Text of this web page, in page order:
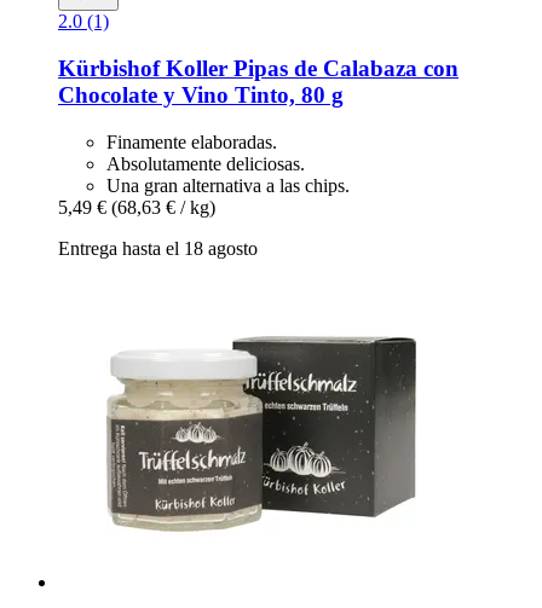
2.0 (1)
Kürbishof Koller Pipas de Calabaza con
Chocolate y Vino Tinto, 80 g
Finamente elaboradas.
Absolutamente deliciosas.
Una gran alternativa a las chips.
5,49 € (68,63 € / kg)
Entrega hasta el 18 agosto